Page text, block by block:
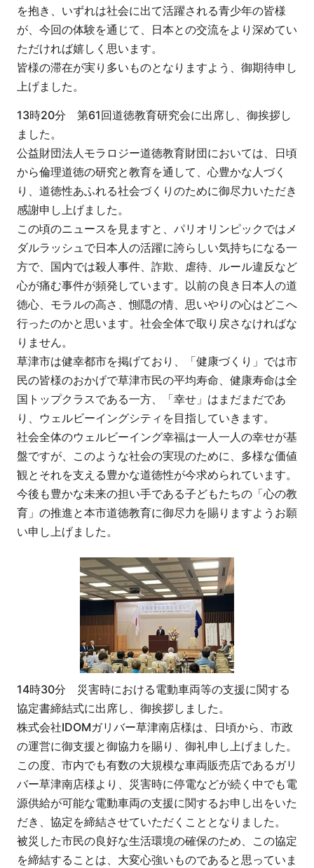
を抱き、いずれは社会に出て活躍される青少年の皆様
が、今回の体験を通じて、日本との交流をより深めてい
ただければ嬉しく思います。
皆様の滞在が実り多いものとなりますよう、御期待申し
上げました。
13時20分 第61回道徳教育研究会に出席し、御挨拶し
ました。
公益財団法人モラロジー道徳教育財団においては、日頃
から倫理道徳の研究と教育を通して、心豊かな人づく
り、道徳性あふれる社会づくりのために御尽力いただき
感謝申し上げました。
この頃のニュースを見ますと、パリオリンピックではメ
ダルラッシュで日本人の活躍に誇らしい気持ちになる一
方で、国内では殺人事件、詐欺、虐待、ルール違反など
心が痛む事件が頻発しています。以前の良き日本人の道
徳心、モラルの高さ、惻隠の情、思いやりの心はどこへ
行ったのかと思います。社会全体で取り戻さなければな
りません。
草津市は健幸都市を掲げており、「健康づくり」では市
民の皆様のおかげで草津市民の平均寿命、健康寿命は全
国トップクラスである一方、「幸せ」はまだまだであ
り、ウェルビーイングシティを目指していきます。
社会全体のウェルビーイング幸福は一人一人の幸せが基
盤ですが、このような社会の実現のために、多様な価値
観とそれを支える豊かな道徳性が今求められています。
今後も豊かな未来の担い手である子どもたちの「心の教
育」の推進と本市道徳教育に御尽力を賜りますようお願
い申し上げました。
14時30分 災害時における電動車両等の支援に関する
協定書締結式に出席し、御挨拶しました。
株式会社IDOMガリバー草津南店様は、日頃から、市政
の運営に御支援と御協力を賜り、御礼申し上げました。
この度、市内でも有数の大規模な車両販売店であるガリ
バー草津南店様より、災害時に停電などが続く中でも電
源供給が可能な電動車両の支援に関するお申し出をいた
だき、協定を締結させていただくこととなりました。
被災した市民の良好な生活環境の確保のため、この協定
を締結することは、大変心強いものであると思っていま